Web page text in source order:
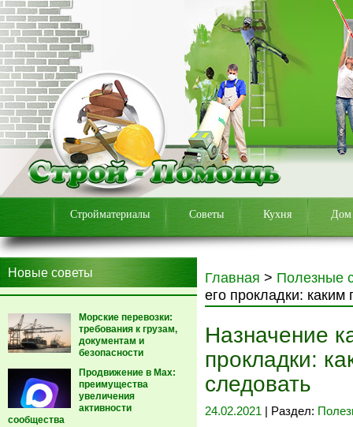
Стройматериалы Советы Кухня Дом
Новые советы
Морские перевозки:
требования к грузам,
документам и
безопасности
Продвижение в Max:
преимущества
увеличения
активности
сообщества
Главная > Полезные
его прокладки:
Назначение
прокладки:
следовать
24.02.2021 | Раздел: